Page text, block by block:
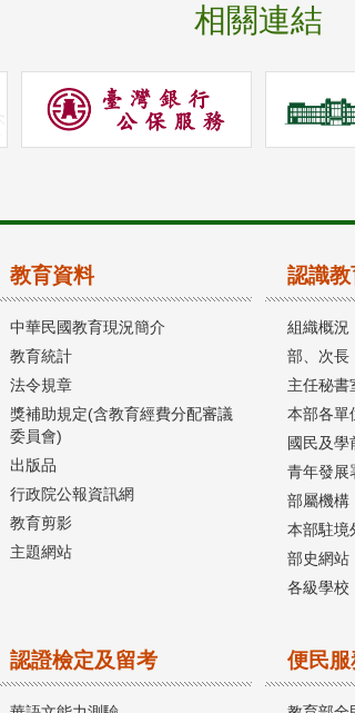
相關連結
教育資料
中華民國教育現況簡介
教育統計
法令規章
獎補助規定(含教育經費分配審議
委員會)
出版品
行政院公報資訊網
教育剪影
主題網站
認識
組織概況
部、次長
主任秘書
本部各單
國民及學
青年發展
部屬機構
本部駐境
部史網站
各級學校
認證檢定及留考 便民服